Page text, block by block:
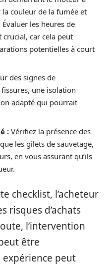
couleur de la fumée et
les heures de
car cela peut
potentielles à court
des signes de
une isolation
adapté qui pourrait
: Vérifiez la présence des
les gilets de sauvetage,
en vous assurant qu’ils
checklist, l’acheteur
risques d’achats
l’intervention
être
peut